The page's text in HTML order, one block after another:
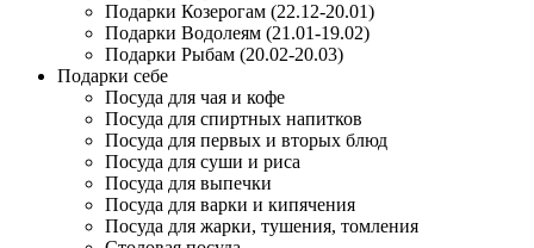
Подарки Козерогам (22.12-20.01)
Подарки Водолеям (21.01-19.02)
Подарки Рыбам (20.02-20.03)
Подарки себе
Посуда для чая и кофе
Посуда для спиртных напитков
Посуда для первых и вторых блюд
Посуда для суши и риса
Посуда для выпечки
Посуда для варки и кипячения
Посуда для жарки, тушения, томления